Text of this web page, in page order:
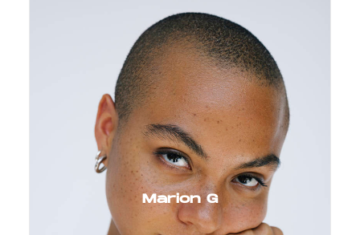
Marion G